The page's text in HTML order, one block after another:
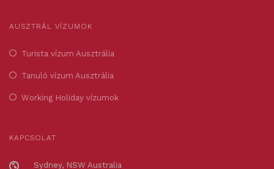
AUSZTRÁL VÍZUMOK
Turista vízum Ausztrália
Tanuló vízum Ausztrália
Working Holiday vízumok
KAPCSOLAT
Sydney, NSW Australia